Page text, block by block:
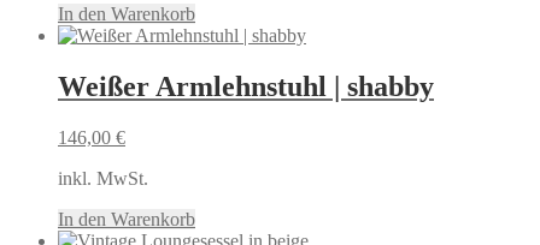
In den Warenkorb
Weißer Armlehnstuhl | shabby
146,00 €
inkl. MwSt.
In den Warenkorb